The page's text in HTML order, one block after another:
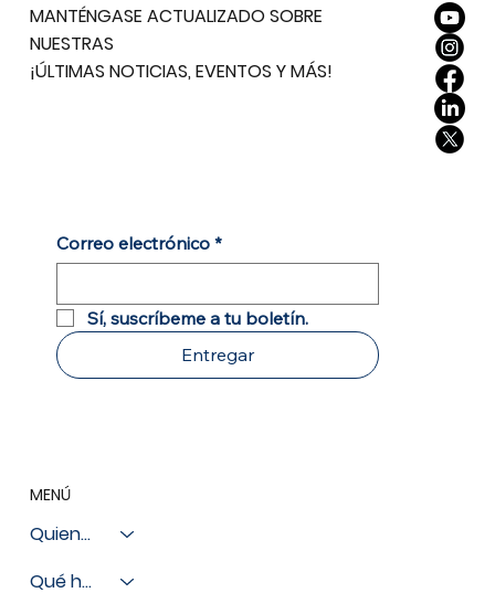
MANTÉNGASE ACTUALIZADO SOBRE
NUESTRAS
¡ÚLTIMAS NOTICIAS, EVENTOS Y MÁS!
Correo electrónico *
Sí, suscríbeme a tu boletín.
Entregar
MENÚ
Quienes somos
Qué hacemos